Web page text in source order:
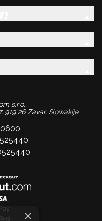
s.r.o.,
919 26 Zavar, Slowakije
×